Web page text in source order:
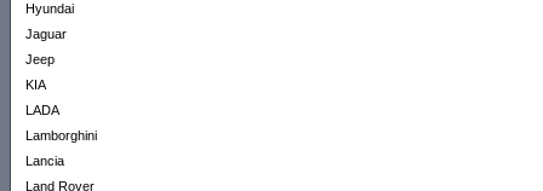
Hyundai
Jaguar
Jeep
KIA
LADA
Lamborghini
Lancia
Land Rover